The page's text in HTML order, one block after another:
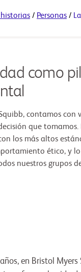
/ Personas /
como
contamos con
que tomamos.
los más altos
ético, y
nuestros grupos
en Bristol Myers